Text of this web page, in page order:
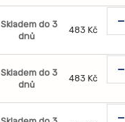
Skladem do 3
dnů
483 Kč -
Skladem do 3
dnů
483 Kč -
-